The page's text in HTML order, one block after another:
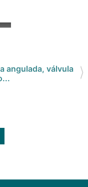
angulada, válvula